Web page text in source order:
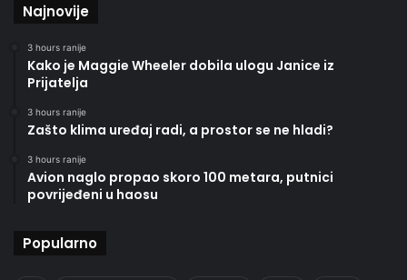
Najnovije
3 hours ranije
Kako je Maggie Wheeler dobila ulogu Janice iz
Prijatelja
3 hours ranije
Zašto klima uređaj radi, a prostor se ne hladi?
3 hours ranije
Avion naglo propao skoro 100 metara, putnici
povrijeđeni u haosu
Popularno